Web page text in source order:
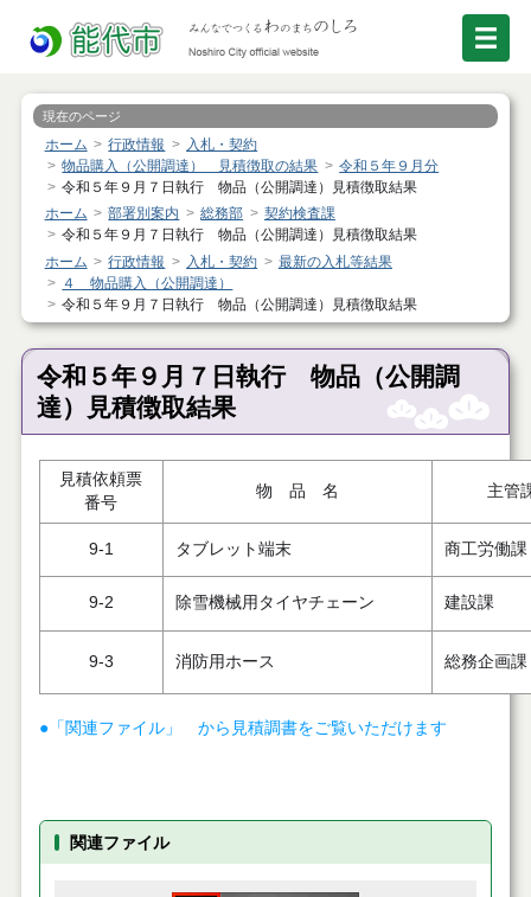
現在のページ
ホーム 行政情報
入札・契約
物品購入（公開調達） 見積徴取の結果
令和５年９月分
令和５年９月７日執行 物品（公開調達）見積徴取結果
ホーム
部署別案内 総務部
契約検査課
令和５年９月７日執行 物品（公開調達）見積徴取結果
ホーム
行政情報 入札・契約
最新の入札等結果
４ 物品購入（公開調達）
令和５年９月７日執行 物品（公開調達）見積徴取結果
令和５年９月７日執行 物品（公開調
達）見積徴取結果
見積依頼票
番号
物 品 名 主管
9-1 タブレット端末 商工労働課
9-2 除雪機械用タイヤチェーン 建設課
9-3 消防用ホース 総務企画課
●「関連ファイル」 から見積調書をご覧いただけます
関連ファイル